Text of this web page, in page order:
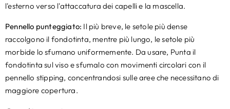
l'esterno verso l'attaccatura dei capelli e la mascella.
Pennello punteggiato: Il più breve, le setole più dense
raccolgono il fondotinta, mentre più lungo, le setole più
morbide lo sfumano uniformemente. Da usare, Punta il
fondotinta sul viso e sfumalo con movimenti circolari con il
pennello stipping, concentrandosi sulle aree che necessitano di
maggiore copertura.